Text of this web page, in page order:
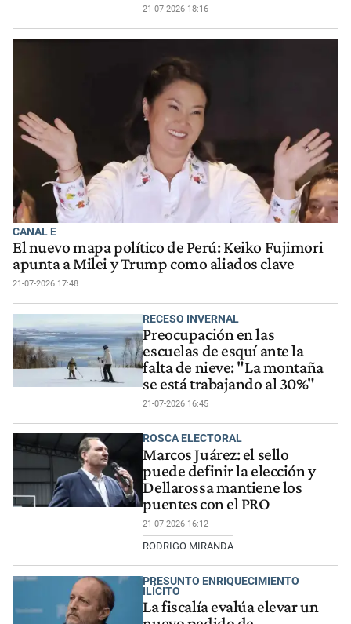
21-07-2026 18:16
CANAL E
El nuevo mapa político de Perú: Keiko Fujimori
apunta a Milei y Trump como aliados clave
21-07-2026 17:48
RECESO INVERNAL
Preocupación en las
escuelas de esquí ante la
falta de nieve: "La montaña
se está trabajando al 30%"
21-07-2026 16:45
ROSCA ELECTORAL
Marcos Juárez: el sello
puede definir la elección y
Dellarossa mantiene los
puentes con el PRO
21-07-2026 16:12
RODRIGO MIRANDA
PRESUNTO ENRIQUECIMIENTO
ILÍCITO
La fiscalía evalúa elevar un